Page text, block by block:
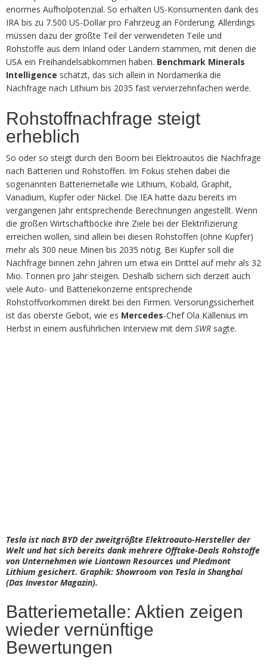
enormes Aufholpotenzial. So erhalten US-Konsumenten dank des
IRA bis zu 7.500 US-Dollar pro Fahrzeug an Förderung. Allerdings
müssen dazu der größte Teil der verwendeten Teile und
Rohstoffe aus dem Inland oder Ländern stammen, mit denen die
USA ein Freihandelsabkommen haben. Benchmark Minerals
Intelligence schätzt, das sich allein in Nordamerika die
Nachfrage nach Lithium bis 2035 fast vervierzehnfachen werde.
Rohstoffnachfrage steigt
erheblich
So oder so steigt durch den Boom bei Elektroautos die Nachfrage
nach Batterien und Rohstoffen. Im Fokus stehen dabei die
sogenannten Batteriemetalle wie Lithium, Kobald, Graphit,
Vanadium, Kupfer oder Nickel. Die IEA hatte dazu bereits im
vergangenen Jahr entsprechende Berechnungen angestellt. Wenn
die großen Wirtschaftböcke ihre Ziele bei der Elektrifizierung
erreichen wollen, sind allein bei diesen Rohstoffen (ohne Kupfer)
mehr als 300 neue Minen bis 2035 nötig. Bei Kupfer soll die
Nachfrage binnen zehn Jahren um etwa ein Drittel auf mehr als 32
Mio. Tonnen pro Jahr steigen. Deshalb sichern sich derzeit auch
viele Auto- und Batteriekonzerne entsprechende
Rohstoffvorkommen direkt bei den Firmen. Versorungssicherheit
ist das oberste Gebot, wie es Mercedes-Chef Ola Källenius im
Herbst in einem ausführlichen Interview mit dem SWR sagte.
Tesla ist nach BYD der zweitgrößte Elektroauto-Hersteller der
Welt und hat sich bereits dank mehrere Offtake-Deals Rohstoffe
von Unternehmen wie Liontown Resources und PIedmont
Lithium gesichert. Graphik: Showroom von Tesla in Shanghai
(Das Investor Magazin).
Batteriemetalle: Aktien zeigen
wieder vernünftige
Bewertungen